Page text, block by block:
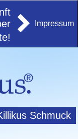
Impressum
Schmuck